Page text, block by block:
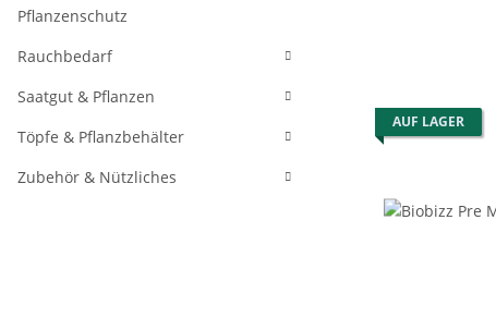
AUF LAGER
Pflanzenschutz
Rauchbedarf
Saatgut & Pflanzen
Töpfe & Pflanzbehälter
Zubehör & Nützliches